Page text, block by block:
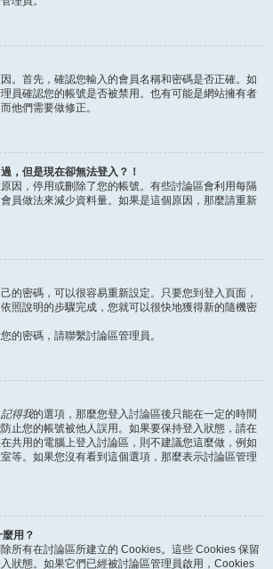
。首先，確認您輸入的會員名稱和密碼是否正確。如
員確認您的帳號是否被禁用。也有可能是網站擁有者
他們需要做修正。
，但是現在卻無法登入？！
因，停用或刪除了您的帳號。有些討論區會利用每隔
員做法來減少資料量。如果是這個原因，那麼請重新
的密碼，可以很容易重新設定。只要您到登入頁面，
照說明的步驟完成，您就可以很快地獲得新的隨機密
的密碼，請聯繫討論區管理員。
記得我的選項，那麼您登入討論區後只能在一定的時間
止您的帳號被他人誤用。如果要保持登入狀態，請在
共用的電腦上登入討論區，則不建議您這麼做，例如
等。如果您沒有看到這個選項，那麼表示討論區管理
用？
除所有在討論區所建立的 Cookies。這些 Cookies 保留
狀態。如果它們已經被討論區管理員啟用，Cookies